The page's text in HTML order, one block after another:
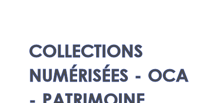
COLLECTIONS
NUMÉRISÉES - OCA